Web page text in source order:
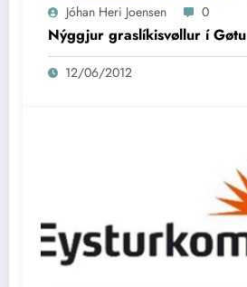
Jóhan Heri Joensen 0
Nýggjur graslíkisvøllur í Gøtu
12/06/2012